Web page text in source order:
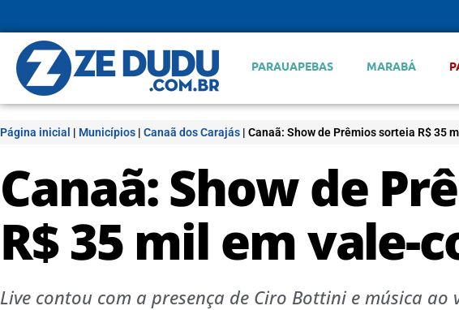
PARAUAPEBAS MARABÁ
Página inicial | Municípios | Canaã dos Carajás | Canaã: Show de Prêmios sorteia R$ 35
Canaã: Show de
R$ 35 mil em vale-
Live contou com a presença de Ciro Bottini e música